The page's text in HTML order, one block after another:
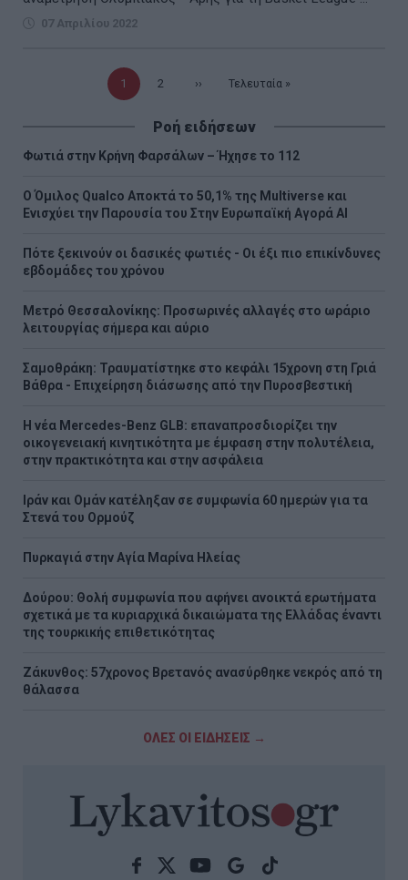
07 Απριλίου 2022
Τρέχουσα
1 Σελίδα
2 Επόμενη
›› Τελευταία
Τελευταία »
Ροή ειδήσεων
Φωτιά στην Κρήνη Φαρσάλων – Ήχησε το 112
Ο Όμιλος Qualco Αποκτά το 50,1% της Multiverse και
Ενισχύει την Παρουσία του Στην Ευρωπαϊκή Αγορά ΑΙ
Πότε ξεκινούν οι δασικές φωτιές - Oι έξι πιο επικίνδυνες
εβδομάδες του χρόνου
Μετρό Θεσσαλονίκης: Προσωρινές αλλαγές στο ωράριο
λειτουργίας σήμερα και αύριο
Σαμοθράκη: Τραυματίστηκε στο κεφάλι 15χρονη στη Γριά
Βάθρα - Επιχείρηση διάσωσης από την Πυροσβεστική
Η νέα Mercedes-Benz GLB: επαναπροσδιορίζει την
οικογενειακή κινητικότητα με έμφαση στην πολυτέλεια,
στην πρακτικότητα και στην ασφάλεια
Ιράν και Ομάν κατέληξαν σε συμφωνία 60 ημερών για τα
Στενά του Ορμούζ
Πυρκαγιά στην Aγία Μαρίνα Ηλείας
Δούρου: Θολή συμφωνία που αφήνει ανοικτά ερωτήματα
σχετικά με τα κυριαρχικά δικαιώματα της Ελλάδας έναντι
της τουρκικής επιθετικότητας
Ζάκυνθος: 57χρονος Βρετανός ανασύρθηκε νεκρός από τη
θάλασσα
ΟΛΕΣ ΟΙ ΕΙΔΗΣΕΙΣ →